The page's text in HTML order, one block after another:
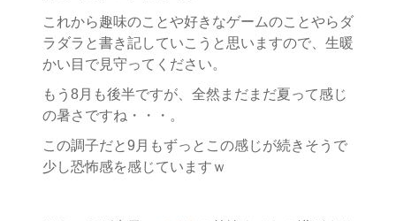
これから趣味のことや好きなゲームのことやらダ
ラダラと書き記していこうと思いますので、生暖
かい目で見守ってください。
もう8月も後半ですが、全然まだまだ夏って感じ
の暑さですね・・・。
この調子だと9月もずっとこの感じが続きそうで
少し恐怖感を感じていますｗ